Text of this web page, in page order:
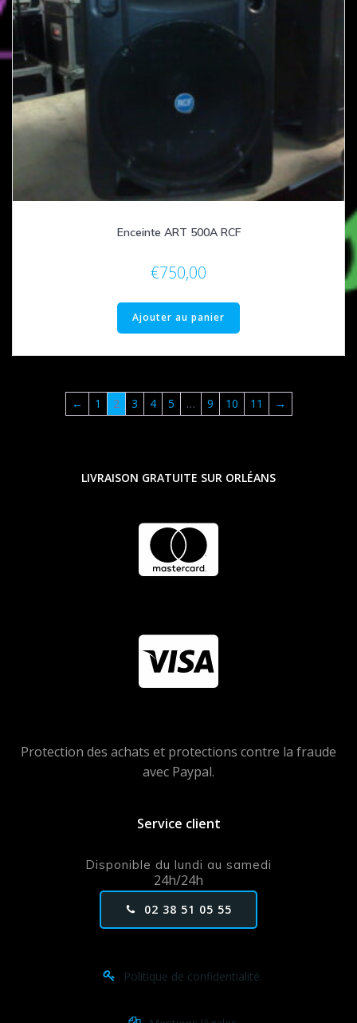
Enceinte ART 500A RCF
€750,00
Ajouter au panier
← 1 2 3 4 5 … 9 10 11 →
LIVRAISON GRATUITE SUR ORLÉANS
Protection des achats et protections contre la fraude
avec Paypal.
Service client
Disponible du lundi au samedi
24h/24h
02 38 51 05 55
Politique de confidentialité.